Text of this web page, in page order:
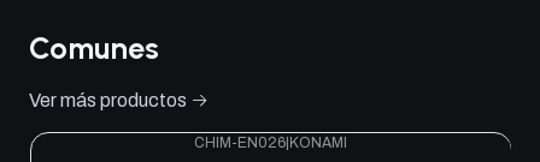
Comunes
Ver más productos
CHIM-EN026| KONAMI